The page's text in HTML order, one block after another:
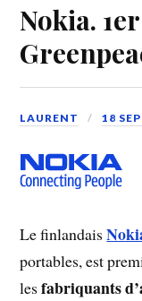
Nokia.
LAURENT 18
Le finlandais
portables, est
lesfabriquants